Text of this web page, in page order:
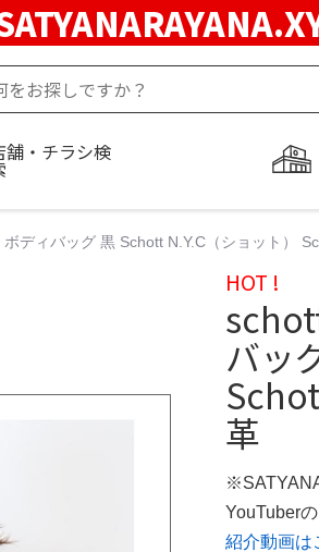
舗・チラシ検
ディバッグ 黒 Schott N.Y.C（ショット）
HOT !
バッ
革
YouTuber
紹介動画は